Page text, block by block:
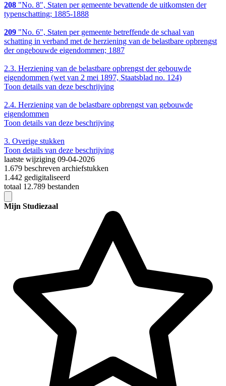
208 "No. 8", Staten per gemeente bevattende de uitkomsten der
typenschatting; 1885-1888
209 "No. 6", Staten per gemeente betreffende de schaal van
schatting in verband met de herziening van de belastbare opbrengst
der ongebouwde eigendommen; 1887
2.3. Herziening van de belastbare opbrengst der gebouwde
eigendommen (wet van 2 mei 1897, Staatsblad no. 124)
Toon details van deze beschrijving
2.4. Herziening van de belastbare opbrengst van gebouwde
eigendommen
Toon details van deze beschrijving
3. Overige stukken
Toon details van deze beschrijving
laatste wijziging 09-04-2026
1.679 beschreven archiefstukken
1.442 gedigitaliseerd
totaal 12.789 bestanden
Mijn Studiezaal